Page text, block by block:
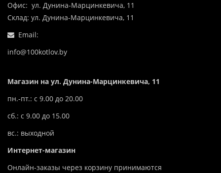
Офис: ул. Дунина-Марцинкевича, 11
Склад: ул. Дунина-Марцинкевича, 11
Email:
info@100kotlov.by
Магазин на ул. Дунина-Марцинкевича, 11
пн.-пт.: с 9.00 до 20.00
сб.: с 9.00 до 15.00
вс.: выходной
Интернет-магазин
Онлайн-заказы через корзину принимаются